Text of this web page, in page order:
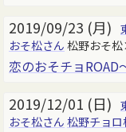
2019/09/23 (月)
おそ松さん 松野おそ
恋のおそチョ
2019/12/01 (日)
おそ松さん 松野チョロ